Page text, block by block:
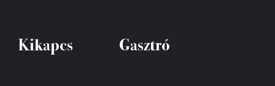
Kikapcs Gasztró